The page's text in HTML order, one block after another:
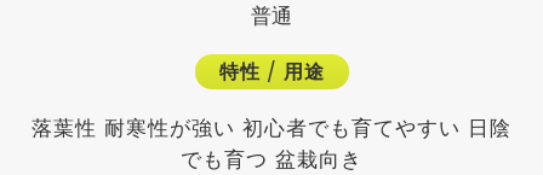
普通
特性/ 用途
落葉性 耐寒性が強い 初心者でも育てやすい 日陰
でも育つ 盆栽向き